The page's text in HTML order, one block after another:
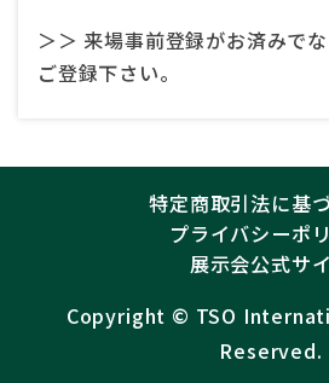
＞＞ 来場事前登録がお済みで
ご登録下さい。
特定商取引法に基
プライバシーポ
展示会公式サ
Copyright ©︎ TSO
Reserved.